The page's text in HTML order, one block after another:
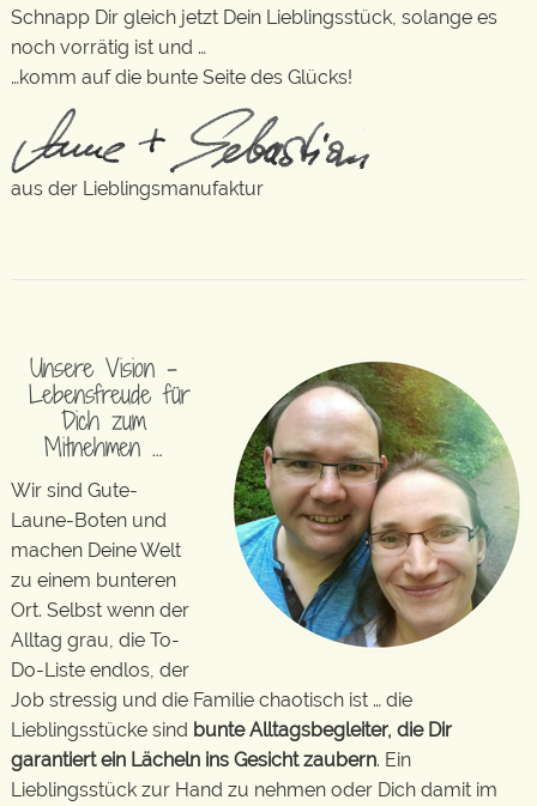
Schnapp Dir gleich jetzt Dein Lieblingsstück, solange es
noch vorrätig ist und …
…komm auf die bunte Seite des Glücks!
aus der Lieblingsmanufaktur
Unsere Vision –
Lebensfreude für
Dich zum
Mitnehmen …
Wir sind Gute-
Laune-Boten und
machen Deine Welt
zu einem bunteren
Ort. Selbst wenn der
Alltag grau, die To-
Do-Liste endlos, der
Job stressig und die Familie chaotisch ist … die
Lieblingsstücke sind bunte Alltagsbegleiter, die Dir
garantiert ein Lächeln ins Gesicht zaubern. Ein
Lieblingsstück zur Hand zu nehmen oder Dich damit im